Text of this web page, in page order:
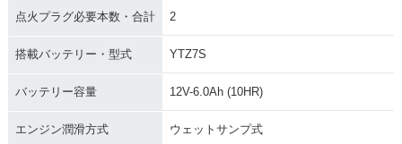
点火プラグ必要本数・合計 2
搭載バッテリー・型式 YTZ7S
バッテリー容量 12V-6.0Ah (10HR)
エンジン潤滑方式 ウェットサンプ式